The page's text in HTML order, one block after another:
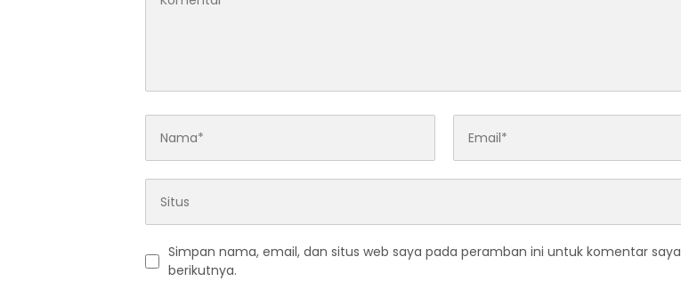
Simpan nama, email, dan situs web saya pada peramban ini untuk komentar saya
berikutnya.